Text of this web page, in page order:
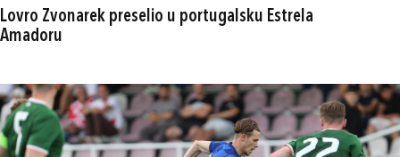
Lovro Zvonarek preselio u portugalsku Estrela
Amadoru